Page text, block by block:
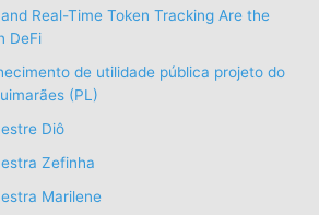
Real-Time Token Tracking Are the
DeFi
de utilidade pública projeto do
(PL)
Diô
Zefinha
Marilene